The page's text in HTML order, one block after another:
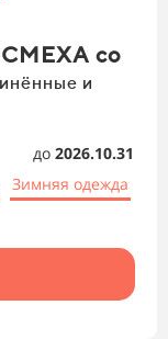
со
и
до 2026.10.31
Зимняя одежда